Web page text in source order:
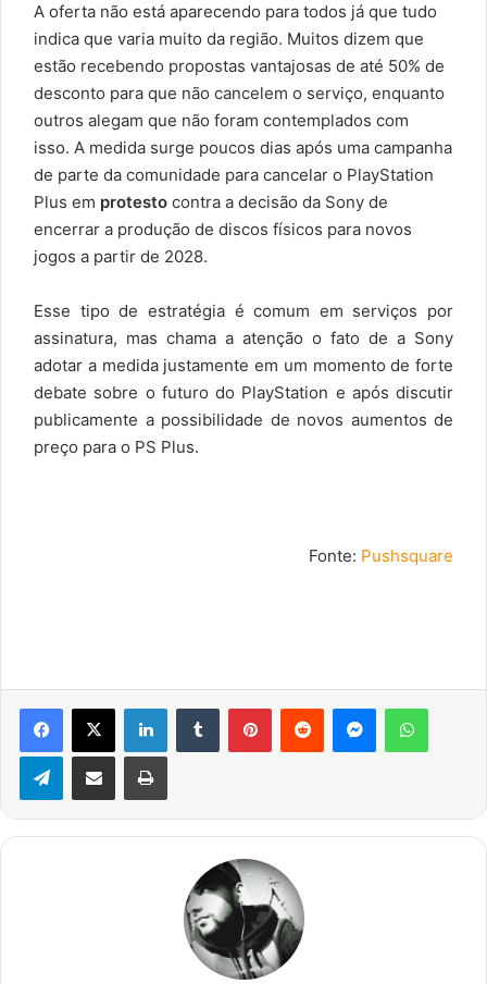
A oferta não está aparecendo para todos já que tudo
indica que varia muito da região. Muitos dizem que
estão recebendo propostas vantajosas de até 50% de
desconto para que não cancelem o serviço, enquanto
outros alegam que não foram contemplados com
isso. A medida surge poucos dias após uma campanha
de parte da comunidade para cancelar o PlayStation
Plus em protesto contra a decisão da Sony de
encerrar a produção de discos físicos para novos
jogos a partir de 2028.
Esse tipo de estratégia é comum em serviços por
assinatura, mas chama a atenção o fato de a Sony
adotar a medida justamente em um momento de forte
debate sobre o futuro do PlayStation e após discutir
publicamente a possibilidade de novos aumentos de
preço para o PS Plus.
Fonte: Pushsquare
Facebook
X LinkedinTumblr PinterestReddit Messenger
TelegramCompartilhar via e-mail Imprimir